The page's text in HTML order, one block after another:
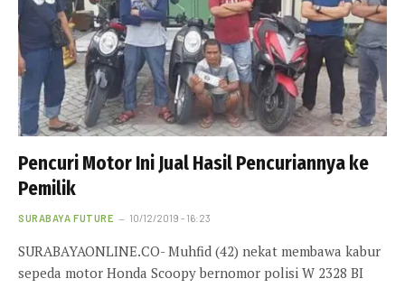
Pencuri Motor Ini Jual Hasil Pencuriannya ke
Pemilik
SURABAYA FUTURE 10/12/2019 - 16:23
SURABAYAONLINE.CO- Muhfid (42) nekat membawa kabur
sepeda motor Honda Scoopy bernomor polisi W 2328 BI